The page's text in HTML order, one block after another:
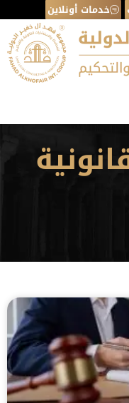
خدمات أونلاين